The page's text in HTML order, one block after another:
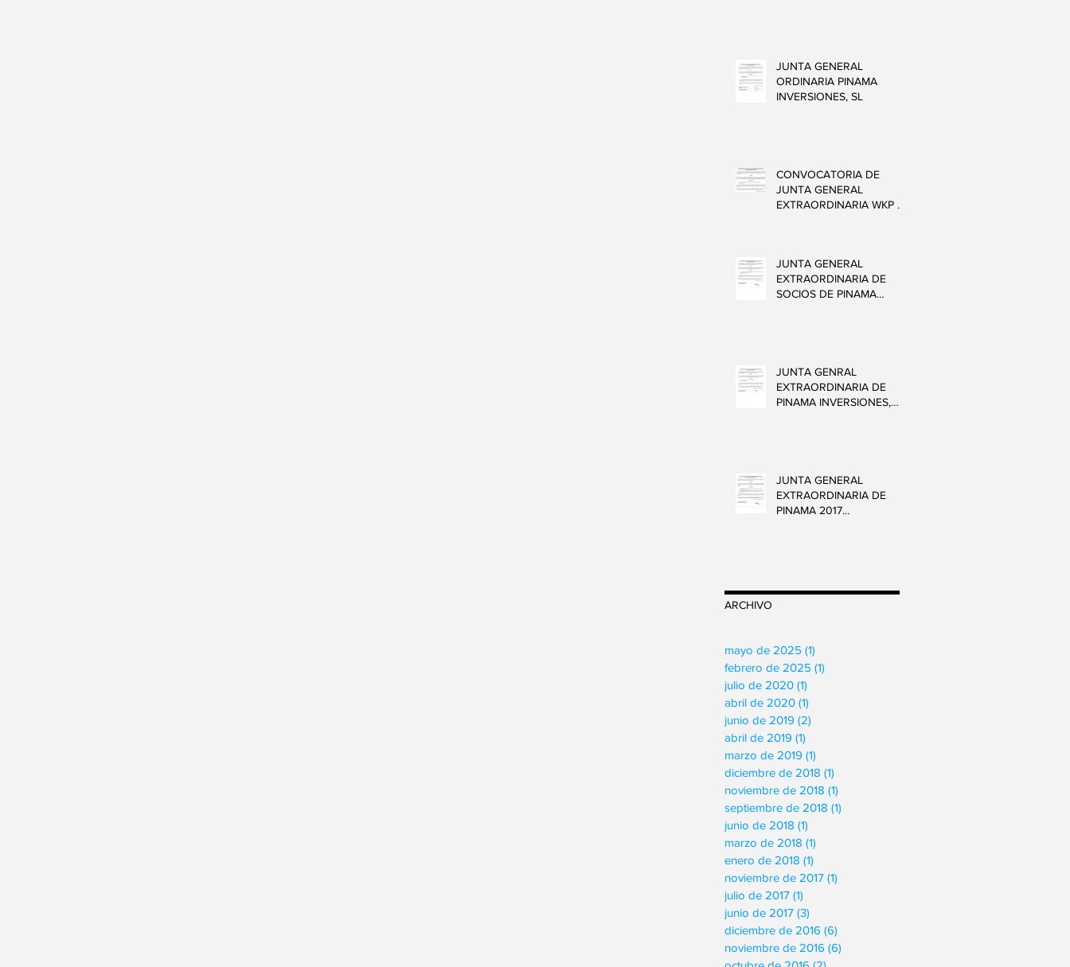
JUNTA GENERAL
ORDINARIA PINAMA
INVERSIONES, SL
CONVOCATORIA DE
JUNTA GENERAL
EXTRAORDINARIA WKP 23
JUNTA GENERAL
EXTRAORDINARIA DE
SOCIOS DE PINAMA
JUNTA GENRAL
EXTRAORDINARIA DE
PINAMA INVERSIONES,
JUNTA GENERAL
EXTRAORDINARIA DE
PINAMA 2017
ARCHIVO
mayo de 2025 (1)
febrero de 2025 (1)
julio de 2020 (1)
abril de 2020 (1)
junio de 2019 (2)
abril de 2019 (1)
marzo de 2019 (1)
diciembre de 2018 (1)
noviembre de 2018 (1)
septiembre de 2018 (1)
junio de 2018 (1)
marzo de 2018 (1)
enero de 2018 (1)
noviembre de 2017 (1)
julio de 2017 (1)
junio de 2017 (3)
diciembre de 2016 (6)
noviembre de 2016 (6)